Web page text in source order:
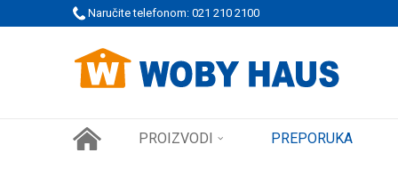
Naručite telefonom: 021 210 2100
PORUDŽBINE! SIGURNO PLAĆANJE PLATNIM KARTICAMA
PROIZVODI PREPORUKA